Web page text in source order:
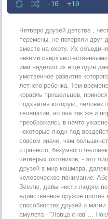
-10 +10
Четверо друзей детства ,
перемены, не потеряли друг
вместе на охоту. Их
некими
ими наделил их ещё один
умственное развитие
летнего ребенка. Тем
корабль пришельцев,
подхватив которую, человек
телепатии, но она так же и
преображаясь в нечто
некоторые люди под
совсем иначе, чем
странного, безумного
четверых охотников, - это
друзей в мир кошмара,
человеческое понимание.
Землю, дабы нести людям
единственное оружие против
способностях друзей и магии
амулета - "Ловца снов"...